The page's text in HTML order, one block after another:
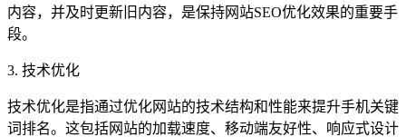
内容，并及时更新旧内容，是保持网站SEO优化效果的重要手
段。
3. 技术优化
技术优化是指通过优化网站的技术结构和性能来提升手机关键
词排名。这包括网站的加载速度、移动端友好性、响应式设计